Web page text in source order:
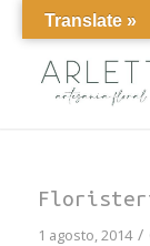
Av. Pintor
1 agosto, 2014 /
Translate »